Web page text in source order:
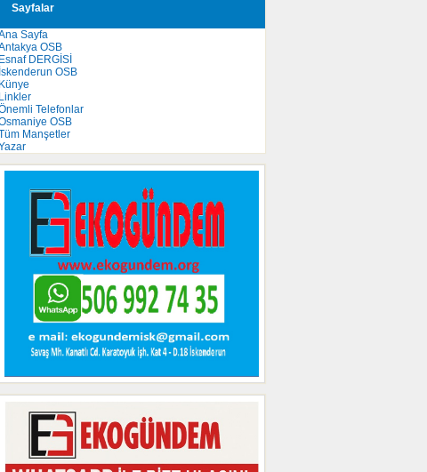
Sayfalar
Sayfa
OSB
Esnaf DERGİSİ
İskenderun OSB
Künye
Linkler
Telefonlar
OSB
Manşetler